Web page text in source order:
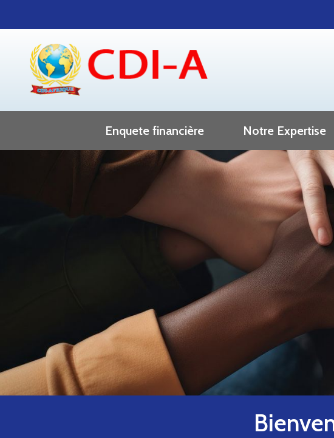
Enquete financière
Enquete financière acte 1
enquete financière acte 2
Correpondance decembre - avril
Enquete financière acte 3
Notre Expertise